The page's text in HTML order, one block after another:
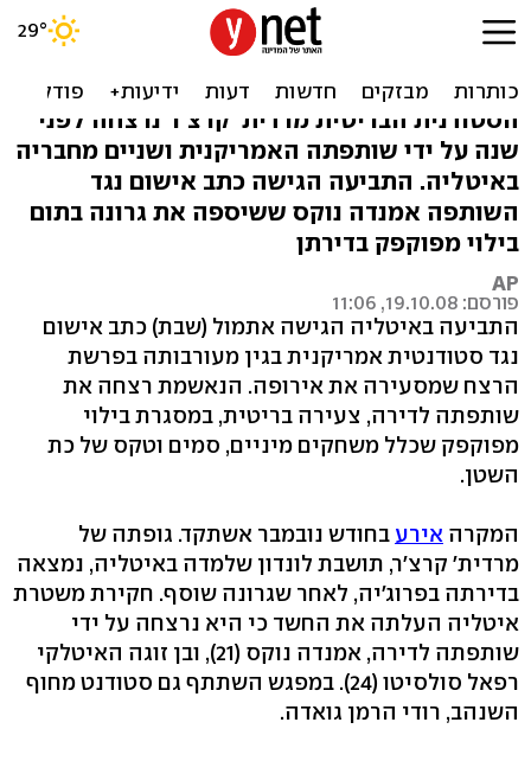
רצח הסטודנטית באיטליה:
סקס, סמים ופייסבוק
הסטודנית הבריטית מרדית' קרצ'ר נרצחה לפני
שנה על ידי שותפתה האמריקנית ושניים מחבריה
באיטליה. התביעה הגישה כתב אישום נגד
השותפה אמנדה נוקס ששיספה את גרונה בתום
בילוי מפוקפק בדירתן
AP
פורסם: 19.10.08, 11:06
התביעה באיטליה הגישה אתמול (שבת) כתב אישום
נגד סטודנטית אמריקנית בגין מעורבותה בפרשת
הרצח שמסעירה את אירופה. הנאשמת רצחה את
שותפתה לדירה, צעירה בריטית, במסגרת בילוי
מפוקפק שכלל משחקים מיניים, סמים וטקס של כת
השטן.
המקרה אירע בחודש נובמבר אשתקד. גופתה של
מרדית' קרצ'ר, תושבת לונדון שלמדה באיטליה, נמצאה
בדירתה בפרוג'יה, לאחר שגרונה שוסף. חקירת משטרת
איטליה העלתה את החשד כי היא נרצחה על ידי
שותפתה לדירה, אמנדה נוקס (21), ובן זוגה האיטלקי
רפאל סולסיטו (24). במפגש השתתף גם סטודנט מחוף
השנהב, רודי הרמן גואדה.